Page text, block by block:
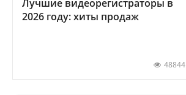
Лучшие видеорегистраторы в
2026 году: хиты продаж
48844